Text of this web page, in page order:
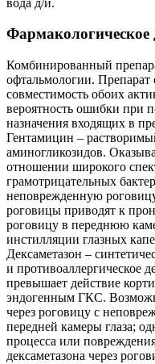
Фармакологическое
Комбинированный
офтальмологии. Препарат
совместимость обоих
вероятность ошибки при
назначения входящих в
Гентамицин –
аминогликозидов.
отношении широкого
грамотрицательных
неповрежденную
роговицы приводят к
роговицу в переднюю
инстилляции глазных
Дексаметазон –
и противоаллергическое
превышает действие
эндогенным ГКС.
через роговицу с
передней камеры глаза;
процесса или
дексаметазона через